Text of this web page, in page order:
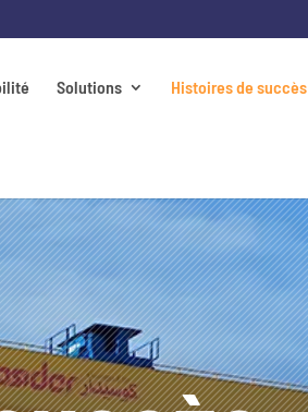
Solutions Histoires de succès